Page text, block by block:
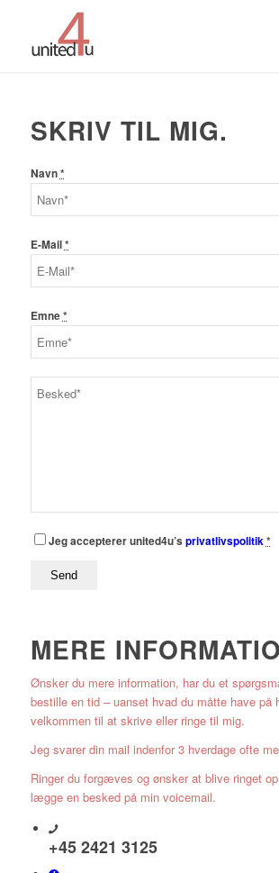
SKRIV TIL MIG.
Navn*
E-Mail*
Emne*
Jeg accepterer united4u’s privatlivspolitik *
MERE
Ønsker du mere information, har du et
bestille en tid – uanset hvad du måtte have på
velkommen til at skrive eller ringe til mig.
Jeg svarer din mail indenfor 3 hverdage ofte
Ringer du forgæves og ønsker at blive ringet
lægge en besked på min voicemail.
+45 2421 3125